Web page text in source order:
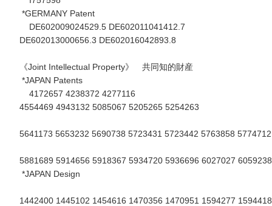
*GERMANY Patent
DE602009024529.5 DE602011041412.7
DE602013000656.3 DE602016042893.8
《Joint Intellectual Property》 共同知的財産
*JAPAN Patents
4172657 4238372 4277116
4554469 4943132 5085067 5205265 5254263
5641173 5653232 5690738 5723431 5723442 5763858
5881689 5914656 5918367 5934720 5936696 6027027
*JAPAN Design
1442400 1445102 1454616 1470356 1470951 1594277